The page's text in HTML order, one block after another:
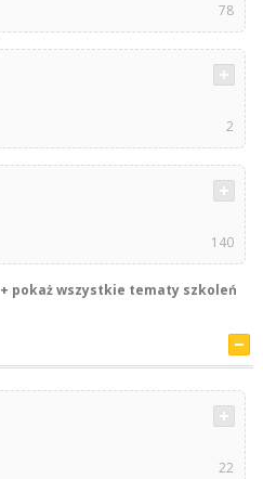
78
2
140
+ pokaż wszystkie tematy szkoleń
22